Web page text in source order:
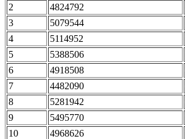
2 4824792
3 5079544
4 5114952
5 5388506
6 4918508
7 4482090
8 5281942
9 5495770
10 4968626